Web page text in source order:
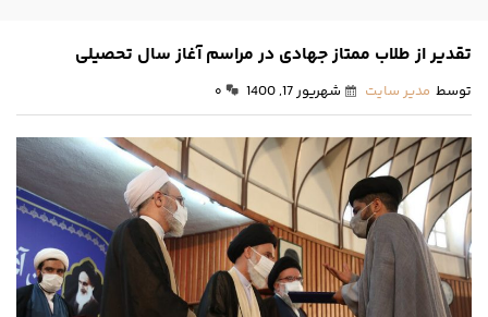
تقدیر از طلاب ممتاز جهادی در مراسم آغاز سال تحصیلی
توسط مدیر سایت شهریور 17, 1400 ۰